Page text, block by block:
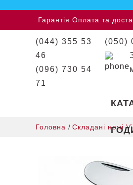
Гарантія Оплата та
(044) 355 53
46
(096) 730 54
71
(050)
Головна / Складані ножі